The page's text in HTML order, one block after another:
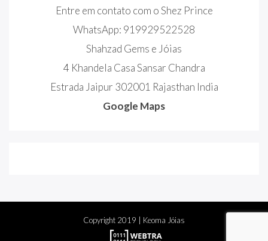
Entre em contato com o Shez Prince
WhatsApp: 919929522528
Shahzad Gems e Jóias
4 Khandela Casa Sansar Chandra
Estrada Jaipur 302001 Rajasthan India
Google Maps
Copyright 2019 | Keoma Jóias